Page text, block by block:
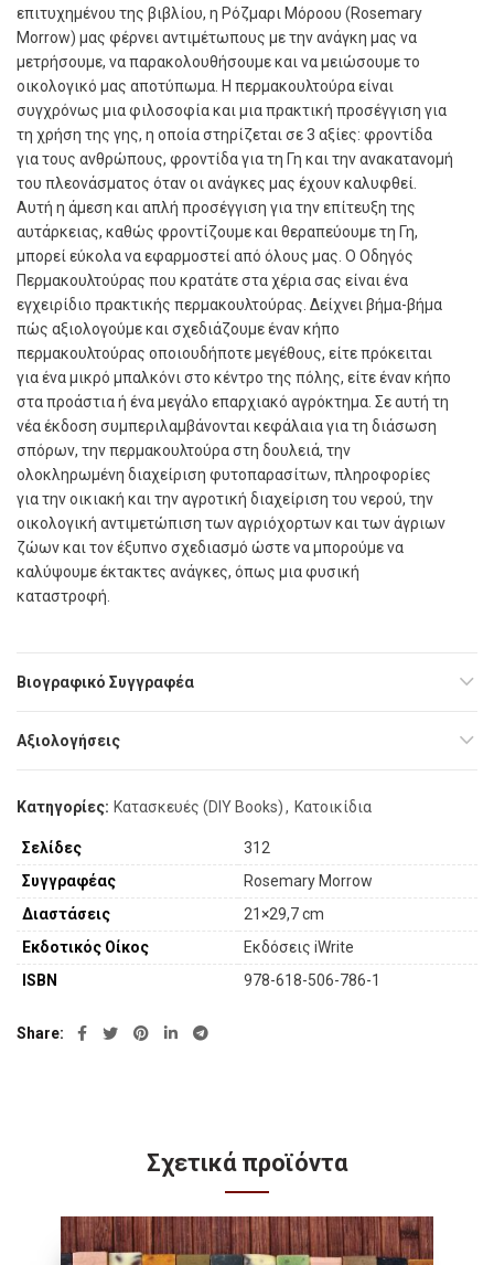
επιτυχημένου της βιβλίου, η Ρόζμαρι Μόροου (Rosemary
Morrow) μας φέρνει αντιμέτωπους με την ανάγκη μας να
μετρήσουμε, να παρακολουθήσουμε και να μειώσουμε το
οικολογικό μας αποτύπωμα. Η περμακουλτούρα είναι
συγχρόνως μια φιλοσοφία και μια πρακτική προσέγγιση για
τη χρήση της γης, η οποία στηρίζεται σε 3 αξίες: φροντίδα
για τους ανθρώπους, φροντίδα για τη Γη και την ανακατανομή
του πλεονάσματος όταν οι ανάγκες μας έχουν καλυφθεί.
Αυτή η άμεση και απλή προσέγγιση για την επίτευξη της
αυτάρκειας, καθώς φροντίζουμε και θεραπεύουμε τη Γη,
μπορεί εύκολα να εφαρμοστεί από όλους μας. Ο Οδηγός
Περμακουλτούρας που κρατάτε στα χέρια σας είναι ένα
εγχειρίδιο πρακτικής περμακουλτούρας. Δείχνει βήμα-βήμα
πώς αξιολογούμε και σχεδιάζουμε έναν κήπο
περμακουλτούρας οποιουδήποτε μεγέθους, είτε πρόκειται
για ένα μικρό μπαλκόνι στο κέντρο της πόλης, είτε έναν κήπο
στα προάστια ή ένα μεγάλο επαρχιακό αγρόκτημα. Σε αυτή τη
νέα έκδοση συμπεριλαμβάνονται κεφάλαια για τη διάσωση
σπόρων, την περμακουλτούρα στη δουλειά, την
ολοκληρωμένη διαχείριση φυτοπαρασίτων, πληροφορίες
για την οικιακή και την αγροτική διαχείριση του νερού, την
οικολογική αντιμετώπιση των αγριόχορτων και των άγριων
ζώων και τον έξυπνο σχεδιασμό ώστε να μπορούμε να
καλύψουμε έκτακτες ανάγκες, όπως μια φυσική
καταστροφή.
Βιογραφικό Συγγραφέα
Αξιολογήσεις
Κατηγορίες: Κατασκευές (DIY Books), Κατοικίδια
Σελίδες
312
Συγγραφέας
Rosemary Morrow
Διαστάσεις
21×29,7 cm
Εκδοτικός Οίκος
Εκδόσεις iWrite
ISBN
978-618-506-786-1
Share
Σχετικά προϊόντα